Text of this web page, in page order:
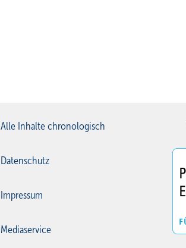
Alle Inhalte chronologisch
Datenschutz
Impressum
Mediaservice